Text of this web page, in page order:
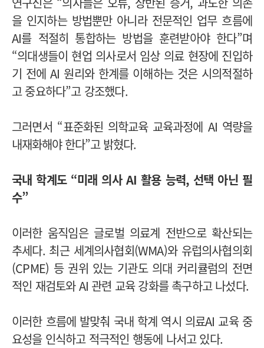
을 인지하는 방법뿐만 아니라 전문적인 업무 흐름에
AI를 적절히 통합하는 방법을 훈련받아야 한다”며
“의대생들이 현업 의사로서 임상 의료 현장에 진입하
기 전에 AI 원리와 한계를 이해하는 것은 시의적절하
고 중요하다”고 강조했다.
그러면서 “표준화된 의학교육 교육과정에 AI 역량을
내재화해야 한다”고 밝혔다.
국내 학계도 “미래 의사 AI 활용 능력, 선택 아닌 필
수”
이러한 움직임은 글로벌 의료계 전반으로 확산되는
추세다. 최근 세계의사협회(WMA)와 유럽의사협의회
(CPME) 등 권위 있는 기관도 의대 커리큘럼의 전면
적인 재검토와 AI 관련 교육 강화를 촉구하고 나섰다.
이러한 흐름에 발맞춰 국내 학계 역시 의료AI 교육 중
요성을 인식하고 적극적인 행동에 나서고 있다.